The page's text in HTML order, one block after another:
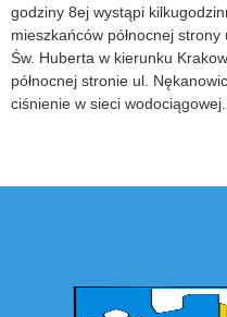
godziny 8ej wystąpi
mieszkańców północnej
Św. Huberta w kierunku
północnej stronie ul.
ciśnienie w sieci